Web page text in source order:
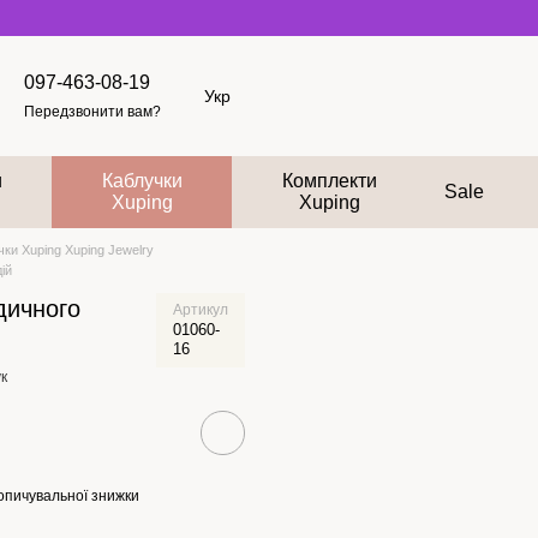
097-463-08-19
Передзвонити вам?
Укр
Каблучки
Xuping
Комплекти
Xuping
Sale
Xuping Xuping Jewelry
Артикул
01060-
16
знижки